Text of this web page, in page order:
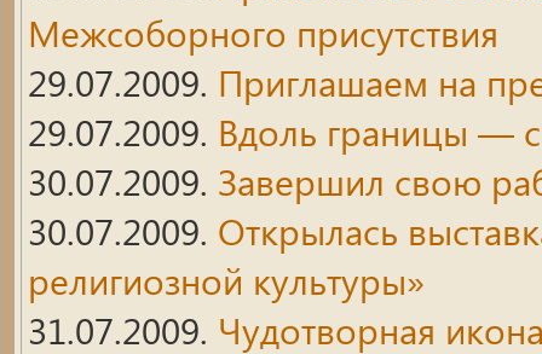
Межсоборного присутствия
29.07.2009. Приглашаем на
29.07.2009. Вдоль границы —
30.07.2009. Завершил свою
30.07.2009. Открылась
религиозной культуры»
31.07.2009. Чудотворная